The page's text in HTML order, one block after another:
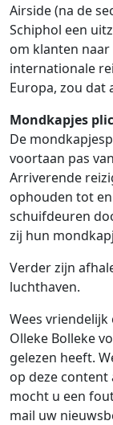
Airside (na de
Schiphol een
om klanten
internationale
Europa, zou
Mondkapjes
De
voortaan pas
Arriverende
ophouden tot
schuifdeuren
zij hun
Verder zijn
luchthaven.
Wees
Olleke Bolleke
gelezen heeft.
op deze
mocht u een
mail uw